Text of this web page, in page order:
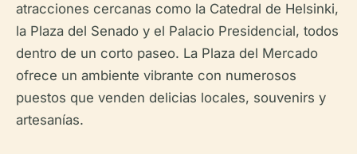
atracciones cercanas como la Catedral de Helsinki,
la Plaza del Senado y el Palacio Presidencial, todos
dentro de un corto paseo. La Plaza del Mercado
ofrece un ambiente vibrante con numerosos
puestos que venden delicias locales, souvenirs y
artesanías.